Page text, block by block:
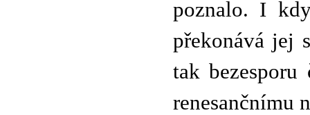
poznalo. I
překonává jej
tak
renesančnímu